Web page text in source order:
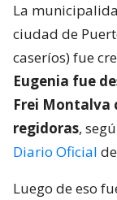
La
ciudad de
caseríos) fue
Eugenia fue
Frei Montalva
regidoras,
Diario Oficial
Luego de eso